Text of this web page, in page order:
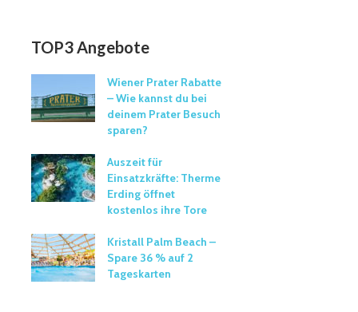
TOP3 Angebote
Wiener Prater Rabatte
– Wie kannst du bei
deinem Prater Besuch
sparen?
Auszeit für
Einsatzkräfte: Therme
Erding öffnet
kostenlos ihre Tore
Kristall Palm Beach –
Spare 36 % auf 2
Tageskarten